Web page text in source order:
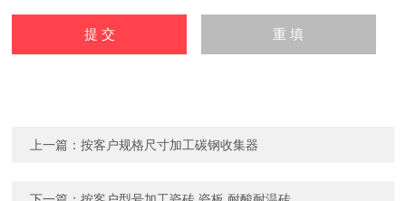
上一篇：按客户规格尺寸加工碳钢收集器